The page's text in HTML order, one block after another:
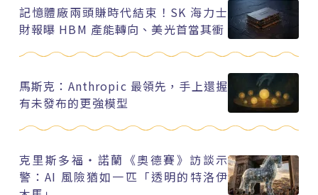
記憶體廠兩頭賺時代結束！SK 海力士
財報曝 HBM 產能轉向、美光首當其衝
馬斯克：Anthropic 最領先，手上還握
有未發布的更強模型
克里斯多福・諾蘭《奧德賽》訪談示
警：AI 風險猶如一匹「透明的特洛伊